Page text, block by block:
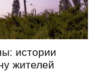
истории
жителей